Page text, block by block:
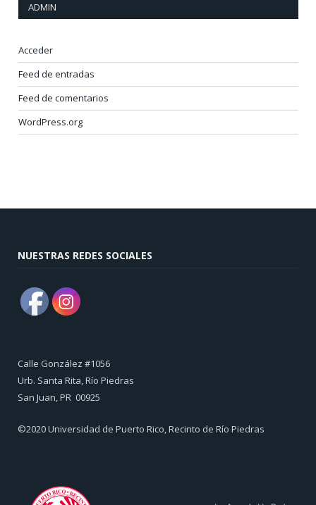
ADMIN
Acceder
Feed de entradas
Feed de comentarios
WordPress.org
NUESTRAS REDES SOCIALES
Calle González #1056
Urb. Santa Rita, Río Piedras
​San Juan, PR 00925
©2020 Universidad de Puerto Rico, Recinto de Río Piedras